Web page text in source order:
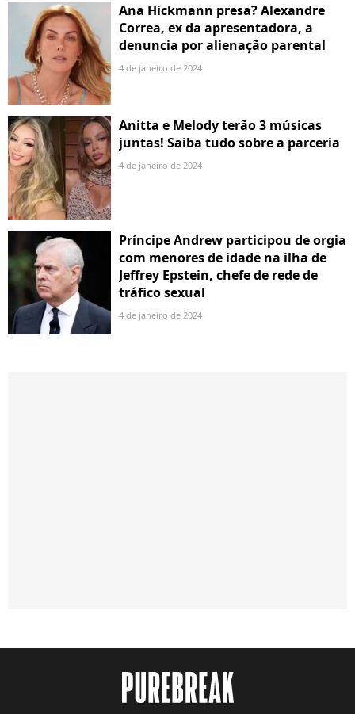
Ana Hickmann presa? Alexandre
Correa, ex da apresentadora, a
denuncia por alienação parental
4 de janeiro de 2024
Anitta e Melody terão 3 músicas
juntas! Saiba tudo sobre a parceria
4 de janeiro de 2024
Príncipe Andrew participou de orgia
com menores de idade na ilha de
Jeffrey Epstein, chefe de rede de
tráfico sexual
4 de janeiro de 2024